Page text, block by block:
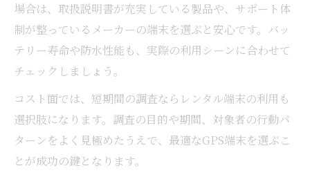
場合は、取扱説明書が充実している製品や、サポート体
制が整っているメーカーの端末を選ぶと安心です。バッ
テリー寿命や防水性能も、実際の利用シーンに合わせて
チェックしましょう。
コスト面では、短期間の調査ならレンタル端末の利用も
選択肢になります。調査の目的や期間、対象者の行動パ
ターンをよく見極めたうえで、最適なGPS端末を選ぶこ
とが成功の鍵となります。